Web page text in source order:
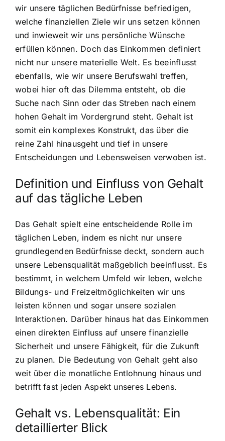
wir unsere täglichen Bedürfnisse befriedigen,
welche finanziellen Ziele wir uns setzen können
und inwieweit wir uns persönliche Wünsche
erfüllen können. Doch das Einkommen definiert
nicht nur unsere materielle Welt. Es beeinflusst
ebenfalls, wie wir unsere Berufswahl treffen,
wobei hier oft das Dilemma entsteht, ob die
Suche nach Sinn oder das Streben nach einem
hohen Gehalt im Vordergrund steht. Gehalt ist
somit ein komplexes Konstrukt, das über die
reine Zahl hinausgeht und tief in unsere
Entscheidungen und Lebensweisen verwoben ist.
Definition und Einfluss von Gehalt
auf das tägliche Leben
Das Gehalt spielt eine entscheidende Rolle im
täglichen Leben, indem es nicht nur unsere
grundlegenden Bedürfnisse deckt, sondern auch
unsere Lebensqualität maßgeblich beeinflusst. Es
bestimmt, in welchem Umfeld wir leben, welche
Bildungs- und Freizeitmöglichkeiten wir uns
leisten können und sogar unsere sozialen
Interaktionen. Darüber hinaus hat das Einkommen
einen direkten Einfluss auf unsere finanzielle
Sicherheit und unsere Fähigkeit, für die Zukunft
zu planen. Die Bedeutung von Gehalt geht also
weit über die monatliche Entlohnung hinaus und
betrifft fast jeden Aspekt unseres Lebens.
Gehalt vs. Lebensqualität: Ein
detaillierter Blick